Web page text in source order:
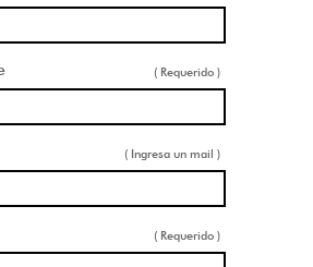
( Requerido )
( Ingresa un mail )
( Requerido )